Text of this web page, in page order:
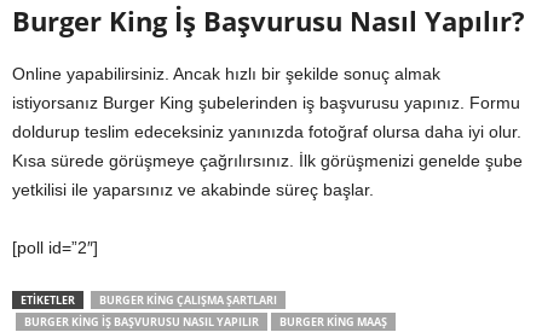
Burger King İş Başvurusu Nasıl Yapılır?
Online yapabilirsiniz. Ancak hızlı bir şekilde sonuç almak
istiyorsanız Burger King şubelerinden iş başvurusu yapınız. Formu
doldurup teslim edeceksiniz yanınızda fotoğraf olursa daha iyi olur.
Kısa sürede görüşmeye çağrılırsınız. İlk görüşmenizi genelde şube
yetkilisi ile yaparsınız ve akabinde süreç başlar.
[poll id=”2″]
ETIKETLER
BURGER KING ÇALIŞMA ŞARTLARI
BURGER KING IŞ BAŞVURUSU NASIL YAPILIR
BURGER KING MAAŞ